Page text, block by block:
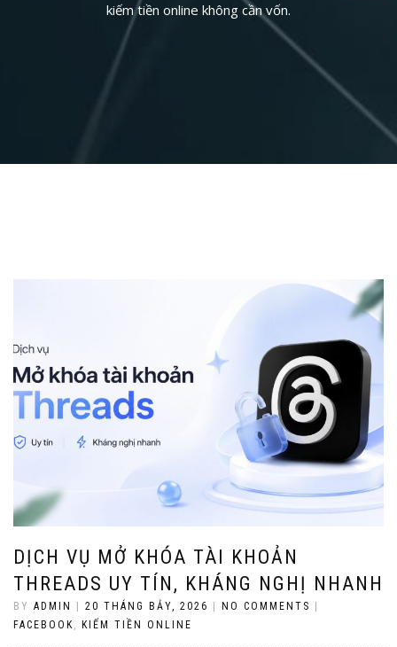
kiếm tiền online không cần vốn.
DỊCH VỤ MỞ KHÓA TÀI KHOẢN
THREADS UY TÍN, KHÁNG NGHỊ NHANH
BY ADMIN | 20 THÁNG BẢY, 2026 | NO COMMENTS |
FACEBOOK
KIẾM TIỀN ONLINE